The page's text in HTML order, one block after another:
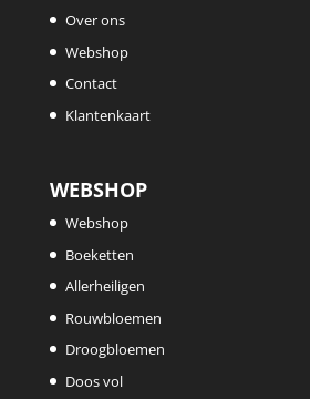
Over ons
Webshop
Contact
Klantenkaart
WEBSHOP
Webshop
Boeketten
Allerheiligen
Rouwbloemen
Droogbloemen
Doos vol